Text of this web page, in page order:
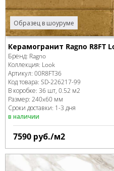
Образец в шоуруме
Керамогранит Ragno R8FT
Бренд: Ragno
Коллекция: Look
Артикул: 00R8FT36
Код товара: SD-226217-99
В коробке: 36 шт, 0.52 м2
Размер: 240x60 мм
Сроки доставки: 1-3 дня
в наличии
7590 руб./м2